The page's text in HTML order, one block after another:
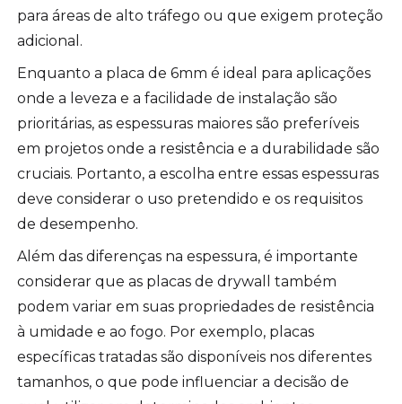
para áreas de alto tráfego ou que exigem proteção
adicional.
Enquanto a placa de 6mm é ideal para aplicações
onde a leveza e a facilidade de instalação são
prioritárias, as espessuras maiores são preferíveis
em projetos onde a resistência e a durabilidade são
cruciais. Portanto, a escolha entre essas espessuras
deve considerar o uso pretendido e os requisitos
de desempenho.
Além das diferenças na espessura, é importante
considerar que as placas de drywall também
podem variar em suas propriedades de resistência
à umidade e ao fogo. Por exemplo, placas
específicas tratadas são disponíveis nos diferentes
tamanhos, o que pode influenciar a decisão de